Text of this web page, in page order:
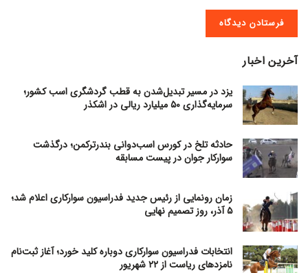
آخرین اخبار
یزد در مسیر تبدیل‌شدن به قطب گردشگری اسب کشور؛
سرمایه‌گذاری ۵۰ میلیارد ریالی در اشکذر
حادثه تلخ در کورس اسب‌دوانی بندرترکمن؛ درگذشت
سوارکار جوان در پیست مسابقه
زمان رونمایی از رئیس جدید فدراسیون سوارکاری اعلام شد؛
۵ آذر، روز تصمیم نهایی
انتخابات فدراسیون سوارکاری دوباره کلید خورد؛ آغاز ثبت‌نام
نامزدهای ریاست از ۲۲ شهریور